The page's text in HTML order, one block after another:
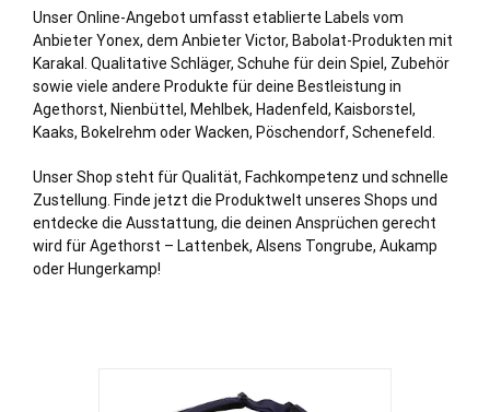
Unser Online-Angebot umfasst etablierte Labels vom
Anbieter Yonex, dem Anbieter Victor, Babolat-Produkten mit
Karakal. Qualitative Schläger, Schuhe für dein Spiel, Zubehör
sowie viele andere Produkte für deine Bestleistung in
Agethorst, Nienbüttel , Mehlbek, Hadenfeld, Kaisborstel ,
Kaaks, Bokelrehm oderWacken, Pöschendorf, Schenefeld
Unser Shop steht für Qualität, Fachkompetenz und schnelle
Zustellung. Finde jetzt die Produktwelt unseres Shops und
entdecke die Ausstattung, die deinen Ansprüchen gerecht
wird für Agethorst – Lattenbek, Alsens Tongrube, Aukamp
oder Hungerkamp!